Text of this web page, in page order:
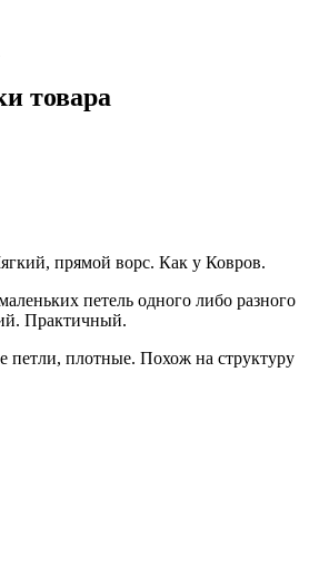
товара
прямой ворс. Как у Ковров.
петель одного либо разного
Практичный.
петли, плотные. Похож на структуру